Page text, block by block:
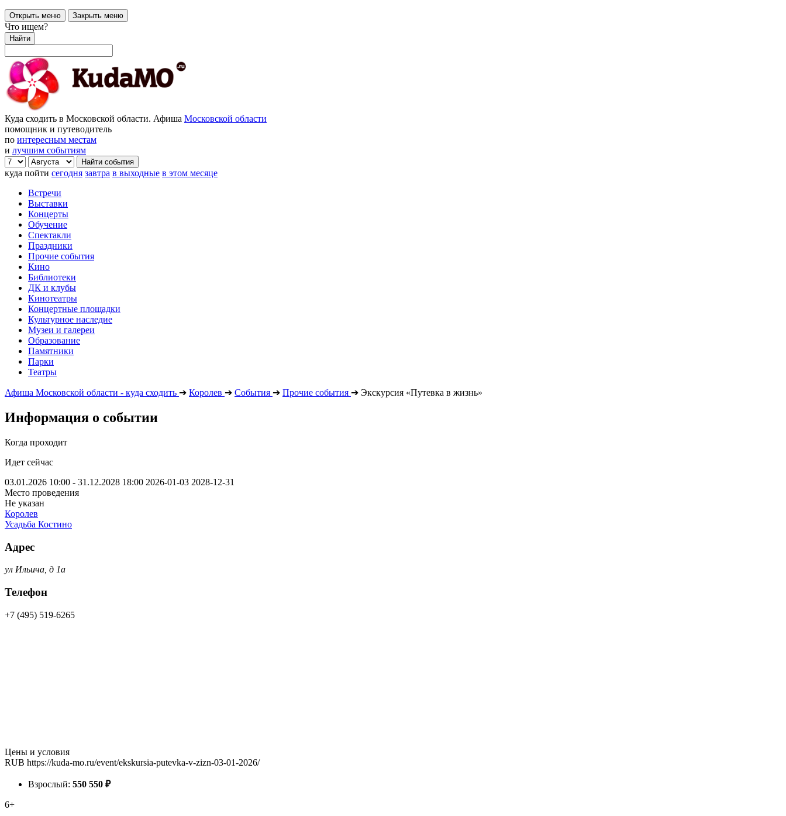
Открыть меню Закрыть меню
Что ищем?
Найти
Куда сходить в Московской области. Афиша Московской области
помощник и путеводитель
по интересным местам
и лучшим событиям
куда пойти сегодня завтра в выходные в этом месяце
Встречи
Выставки
Концерты
Обучение
Спектакли
Праздники
Прочие события
Кино
Библиотеки
ДК и клубы
Кинотеатры
Концертные площадки
Культурное наследие
Музеи и галереи
Образование
Памятники
Парки
Театры
Афиша Московской области - куда сходить ➔ Королев ➔ События ➔ Прочие события ➔ Экскурсия «Путевка в жизнь»
Информация о событии
Когда проходит
Идет сейчас
03.01.2026 10:00 - 31.12.2028 18:00 2026-01-03 2028-12-31
Место проведения
Не указан
Королев
Усадьба Костино
Адрес
ул Ильича, д 1а
Телефон
+7 (495) 519-6265
Цены и условия
RUB https://kuda-mo.ru/event/ekskursia-putevka-v-zizn-03-01-2026/
Взрослый: 550 550 ₽
6+